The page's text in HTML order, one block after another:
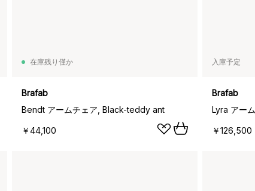
在庫残り僅か
Brafab
Bendt アームチェア, Black-teddy ant
￥44,100
入庫予定
Brafab
Lyra アー
￥126,500